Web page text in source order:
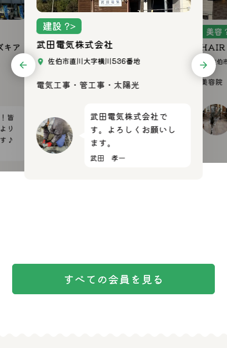
キア
皆
り
♪
建設 ?>
武田電気株式会社
佐伯市直川大字横川536番地
電気工事・管工事・太陽光
武田電気株式会社で
す。よろしくお願いし
ます。
武田 孝一
美容
佐
美容院
すべての会員を見る